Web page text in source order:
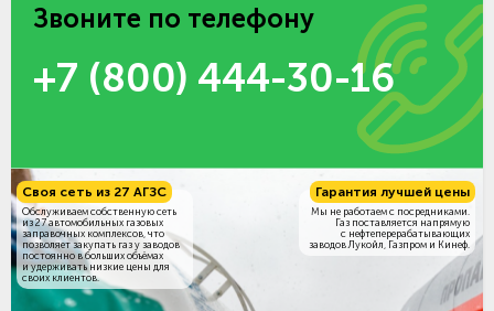
Звоните по телефону
+7 (800) 444-30-16
Своя сеть из 27 АГЗС
Обслуживаем собственную сеть
из 27 автомобильных газовых
заправочных комплексов, что
позволяет закупать газ у заводов
постоянно в больших объёмах
и удерживать низкие цены для
своих клиентов.
Гарантия лучшей цены
Мы не работаем с посредниками.
Газ поставляется напрямую
с нефтеперерабатывающих
заводов Лукойл, Газпром и Кинеф.